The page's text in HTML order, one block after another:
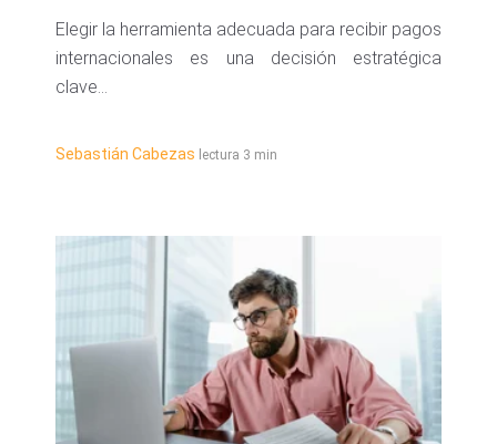
Elegir la herramienta adecuada para recibir pagos
internacionales es una decisión estratégica
clave...
Sebastián Cabezas lectura 3 min